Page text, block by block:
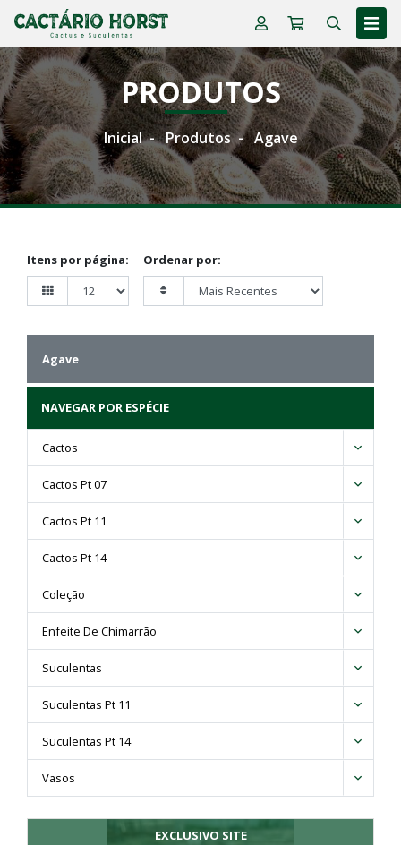
PRODUTOS
Inicial Produtos Agave
Itens por página: Ordenar por:
Agave
NAVEGAR POR ESPÉCIE
Cactos
Cactos Pt 07
Cactos Pt 11
Cactos Pt 14
Coleção
Enfeite De Chimarrão
Suculentas
Suculentas Pt 11
Suculentas Pt 14
Vasos
EXCLUSIVO SITE